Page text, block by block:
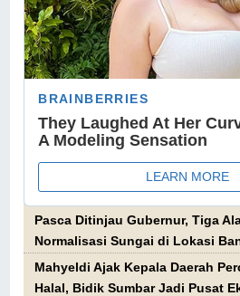
Pasca Ditinjau Gubernur, Tiga
Normalisasi Sungai di Lokasi
Mahyeldi Ajak Kepala Daerah
Halal, Bidik Sumbar Jadi Pusat